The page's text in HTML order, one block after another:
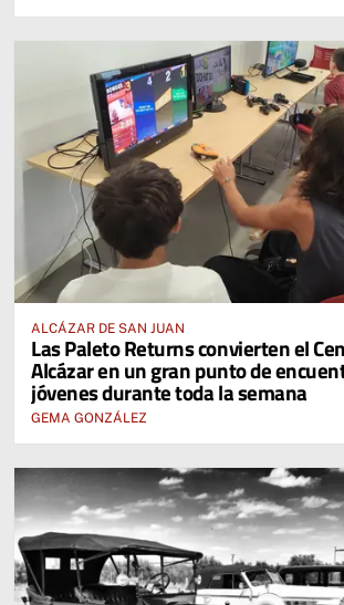
ALCÁZAR DE SAN JUAN
Las Paleto Returns convierten el
Alcázar en un gran punto de
jóvenes durante toda la semana
GEMA GONZÁLEZ